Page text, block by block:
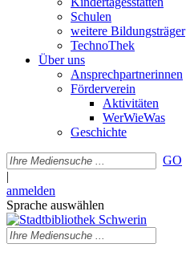
Schulen
weitere Bildungsträger
TechnoThek
Über uns
Ansprechpartnerinnen
Förderverein
Aktivitäten
WerWieWas
Geschichte
GO
|
anmelden
Sprache auswählen